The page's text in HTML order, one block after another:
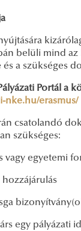
belüli mind az
és a szükséges
Portál a
nke.hu/erasmus/
csatolandó
szükséges:
egyetemi
egy pályázati